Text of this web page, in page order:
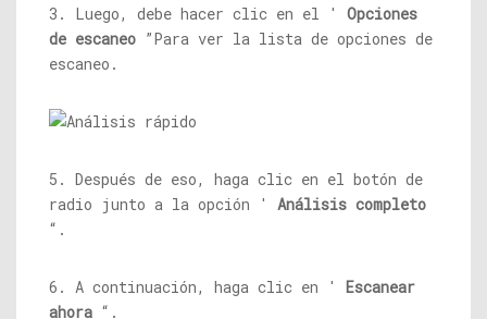
3. Luego, debe hacer clic en el ' Opciones
de escaneo ”Para ver la lista de opciones de
escaneo.
5. Después de eso, haga clic en el botón de
radio junto a la opción ' Análisis completo
“.
6. A continuación, haga clic en ' Escanear
ahora “.